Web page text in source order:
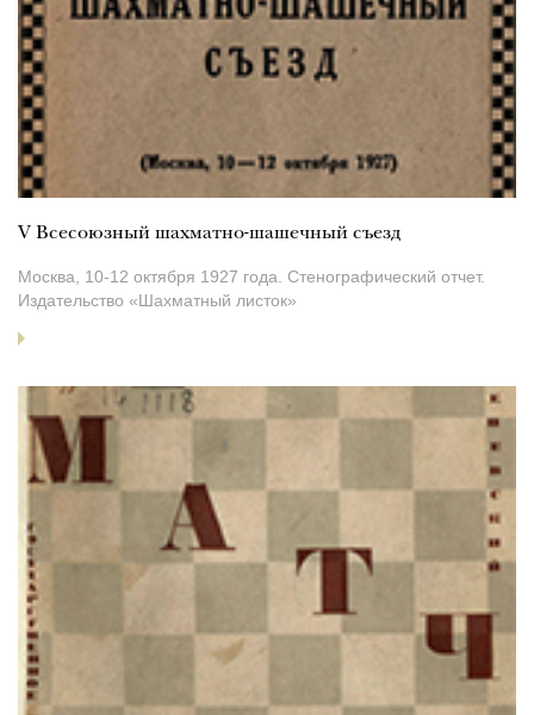
V Всесоюзный шахматно-шашечный съезд
Москва, 10-12 октября 1927 года. Стенографический отчет.
Издательство «Шахматный листок»